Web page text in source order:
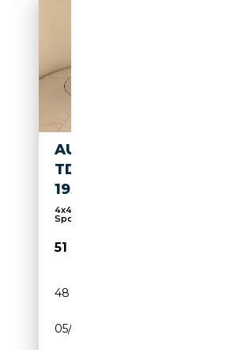
AUDI Q3 SPORTBACK
TDI S LINE EDITION
193CV
4x4, Sièges sport, Système de
Spo...
51 900€
48 km
05/2026